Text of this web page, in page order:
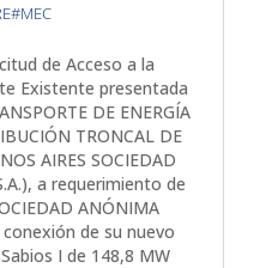
de Acceso a la
Existente presentada
DE ENERGÍA
TRONCAL DE
AIRES SOCIEDAD
a requerimiento de
ANÓNIMA
conexión de su nuevo
I de 148,8 MW